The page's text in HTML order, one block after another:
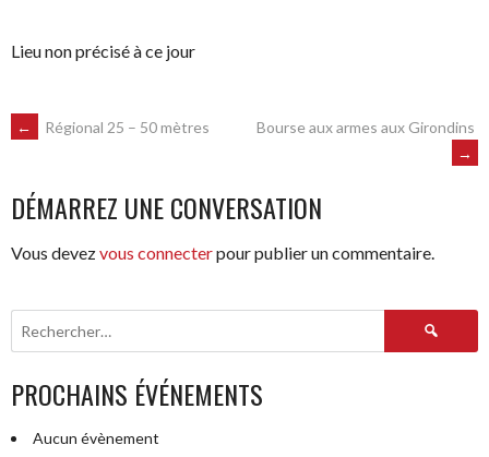
Lieu non précisé à ce jour
NAVIGATION
DES
ARTICLES
← Régional 25 – 50 mètres
Bourse aux armes aux Girondins
→
DÉMARREZ UNE CONVERSATION
Vous devezvous connecterpour publier un commentaire.
Rechercher :
PROCHAINS ÉVÉNEMENTS
Aucun évènement